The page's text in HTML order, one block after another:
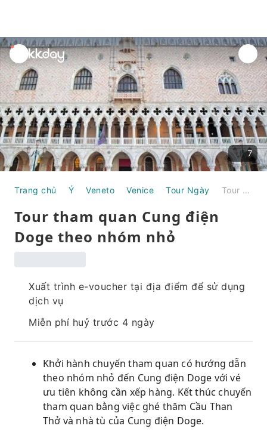
unread
notifications
7
Trang chủ Ý Veneto Venice Tour Ngày Tour tham quan Cung điện Doge theo nhóm nhỏ
Tour tham quan Cung điện
Doge theo nhóm nhỏ
Xuất trình e-voucher tại địa điểm để sử dụng
dịch vụ
Miễn phí huỷ trước 4 ngày
Khởi hành chuyến tham quan có hướng dẫn
theo nhóm nhỏ đến Cung điện Doge với vé
ưu tiên không cần xếp hàng. Kết thúc chuyến
tham quan bằng việc ghé thăm Cầu Than
Thở và nhà tù của Cung điện Doge.